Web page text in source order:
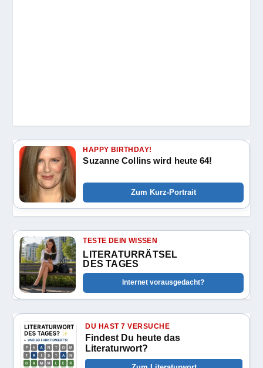
HAPPY BIRTHDAY!
Suzanne Collins wird heute 64!
Zum Kurz-Portrait
TESTE DEIN WISSEN
LITERATURRÄTSEL
DES TAGES
Internet vorausgedacht?
DU HAST 7 VERSUCHE
Findest Du heute das
Literaturwort?